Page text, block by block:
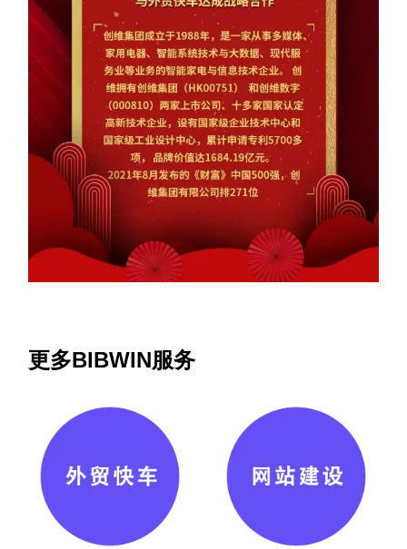
更多BIBWIN服务